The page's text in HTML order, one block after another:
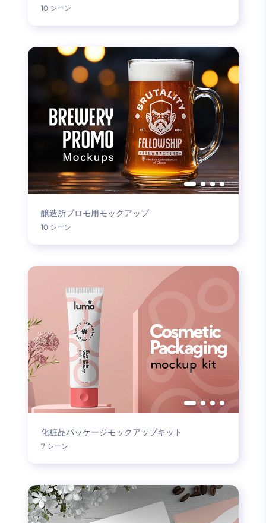
10 シーン
醸造所プロモ用モックアップ
10 シーン
化粧品パッケージモックアップキット
7 シーン